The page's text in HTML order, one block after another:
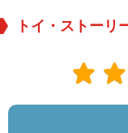
トイ・ストーリ